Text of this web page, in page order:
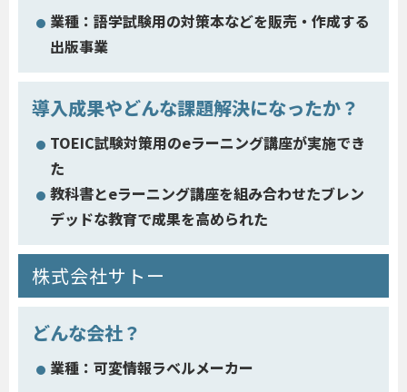
業種：語学試験用の対策本などを販売・作成する
出版事業
導入成果やどんな課題解決になったか？
TOEIC試験対策用のeラーニング講座が実施でき
た
教科書とeラーニング講座を組み合わせたブレン
デッドな教育で成果を高められた
株式会社サトー
どんな会社？
業種：可変情報ラベルメーカー